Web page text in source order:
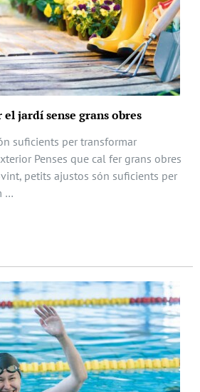
jardí sense grans obres
suficients per transformar
Penses que cal fer grans obres
petits ajustos són suficients per
…